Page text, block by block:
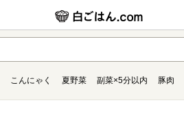
こんにゃく 夏野菜 副菜×5分以内 豚肉